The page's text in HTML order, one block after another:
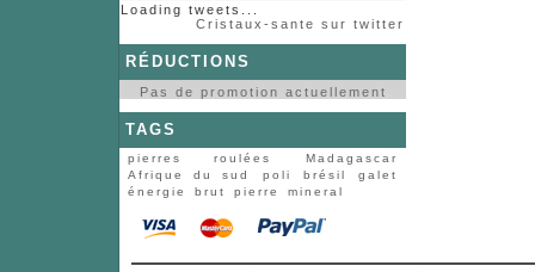
Loading tweets...
Cristaux-sante sur twitter
RÉDUCTIONS
Pas de promotion actuellement
TAGS
pierres roulées
Madagascar
Afrique du sud
poli brésil
galet
énergie
brut pierre mineral